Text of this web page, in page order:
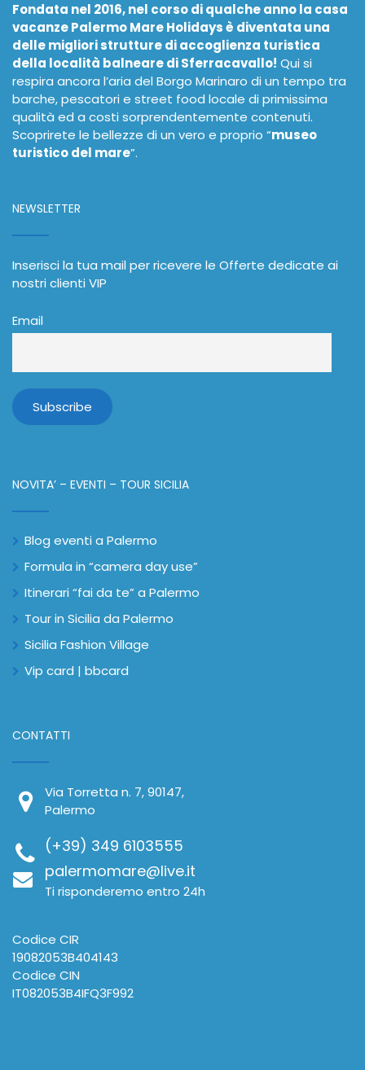
Fondata nel 2016, nel corso di qualche anno la casa
vacanze Palermo Mare Holidays è diventata una
delle migliori strutture di accoglienza turistica
della località balneare di Sferracavallo! Qui si
respira ancora l’aria del Borgo Marinaro di un tempo tra
barche, pescatori e street food locale di primissima
qualità ed a costi sorprendentemente contenuti.
Scoprirete le bellezze di un vero e proprio “museo
turistico del mare”.
NEWSLETTER
Inserisci la tua mail per ricevere le Offerte dedicate ai
nostri clienti VIP
Email
NOVITA’ – EVENTI – TOUR SICILIA
Blog eventi a Palermo
Formula in “camera day use”
Itinerari “fai da te” a Palermo
Tour in Sicilia da Palermo
Sicilia Fashion Village
Vip card | bbcard
CONTATTI
Via Torretta n. 7, 90147,
Palermo
(+39) 349 6103555
palermomare@live.it
Ti risponderemo entro 24h
Codice CIR
19082053B404143
Codice CIN
IT082053B4IFQ3F992